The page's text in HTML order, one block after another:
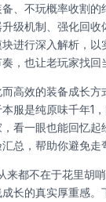
、不玩概率收割的
级机制、强化回收
进行深入解析，以
，也让老玩家找回
高效的装备成长方
服是纯原味千年1
看一眼也能回忆起
总，帮助你避免走
来都不在于花里胡
长的真实厚重感。